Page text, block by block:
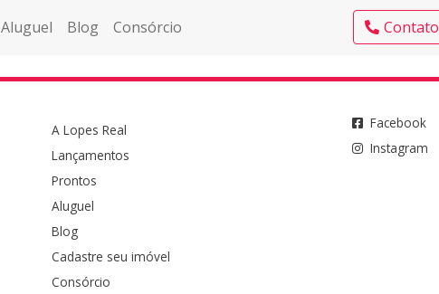
Aluguel Blog Consórcio Contato
A Lopes Real
Lançamentos
Prontos
Aluguel
Blog
Cadastre seu imóvel
Consórcio
Facebook
Instagram